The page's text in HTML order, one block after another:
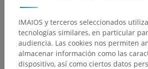
Cuerpo humano> Sistemas
Sistema muscular> Fascias>
Fascias de los músculos
Estructuras subyacentes:
IMAIOS y terceros seleccionados
tecnologías similares, en particular
audiencia. Las cookies nos permiten
almacenar información como las
dispositivo, así como ciertos datos